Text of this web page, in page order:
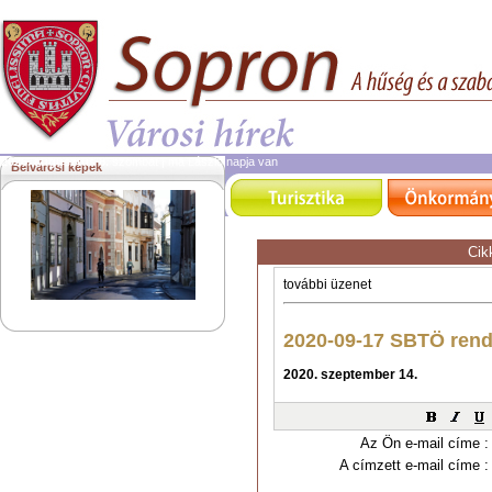
2026. augusztus 8.szombat | ma László napja van
Belvárosi képek
Az Ön e-mail címe :
A címzett e-mail címe :